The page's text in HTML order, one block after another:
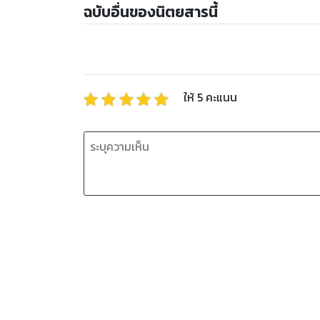
ฉบับอื่นของนิตยสารนี้
ให้ 5 คะแนน